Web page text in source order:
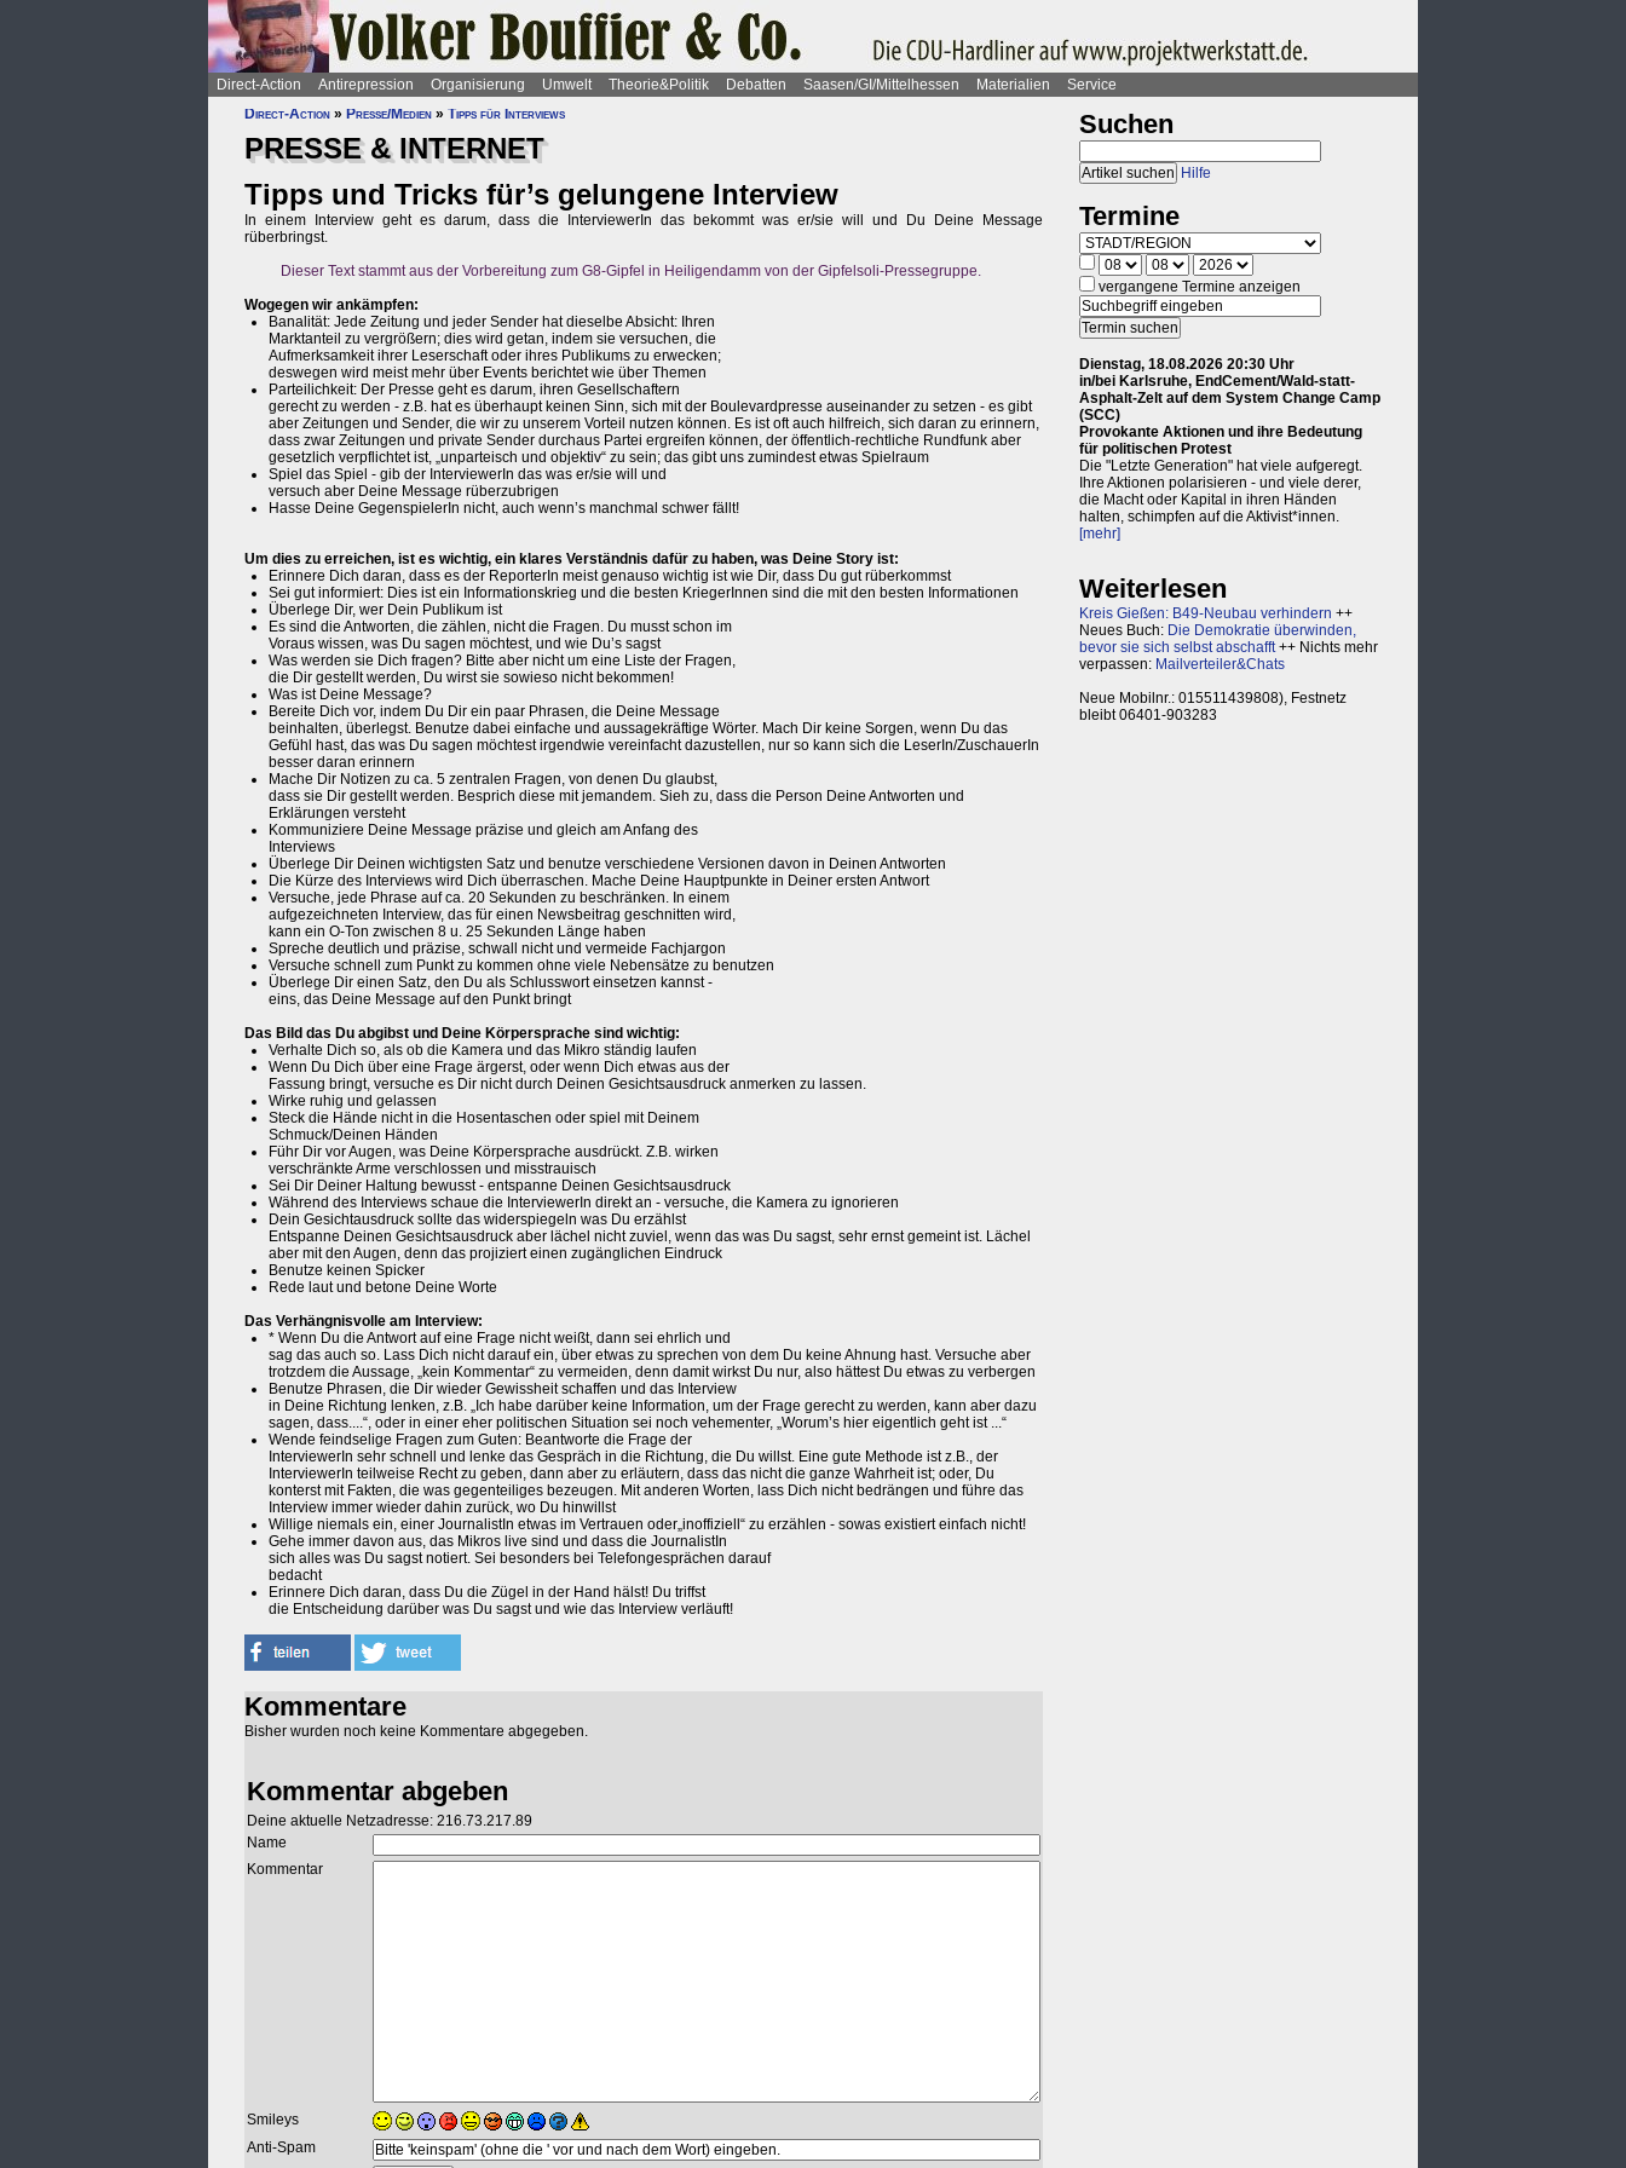
Direct-Action Antirepression Organisierung Umwelt Theorie&Politik Debatten Saasen/GI/Mittelhessen Materialien
Service
Direct-Action » Presse/Medien » Tipps für Interviews
PRESSE & INTERNET
Tipps und Tricks für’s gelungene Interview
In einem Interview geht es darum, dass die InterviewerIn das bekommt was er/sie will und Du Deine Message
rüberbringst.
Dieser Text stammt aus der Vorbereitung zum G8-Gipfel in Heiligendamm von der Gipfelsoli-Pressegruppe.
Wogegen wir ankämpfen:
Banalität: Jede Zeitung und jeder Sender hat dieselbe Absicht: Ihren
Marktanteil zu vergrößern; dies wird getan, indem sie versuchen, die
Aufmerksamkeit ihrer Leserschaft oder ihres Publikums zu erwecken;
deswegen wird meist mehr über Events berichtet wie über Themen
Parteilichkeit: Der Presse geht es darum, ihren Gesellschaftern
gerecht zu werden - z.B. hat es überhaupt keinen Sinn, sich mit der Boulevardpresse auseinander zu setzen - es gibt
aber Zeitungen und Sender, die wir zu unserem Vorteil nutzen können. Es ist oft auch hilfreich, sich daran zu erinnern,
dass zwar Zeitungen und private Sender durchaus Partei ergreifen können, der öffentlich-rechtliche Rundfunk aber
gesetzlich verpflichtet ist, „unparteisch und objektiv“ zu sein; das gibt uns zumindest etwas Spielraum
Spiel das Spiel - gib der InterviewerIn das was er/sie will und
versuch aber Deine Message rüberzubrigen
Hasse Deine GegenspielerIn nicht, auch wenn’s manchmal schwer fällt!
Um dies zu erreichen, ist es wichtig, ein klares Verständnis dafür zu haben, was Deine Story ist:
Erinnere Dich daran, dass es der ReporterIn meist genauso wichtig ist wie Dir, dass Du gut rüberkommst
Sei gut informiert: Dies ist ein Informationskrieg und die besten KriegerInnen sind die mit den besten Informationen
Überlege Dir, wer Dein Publikum ist
Es sind die Antworten, die zählen, nicht die Fragen. Du musst schon im
Voraus wissen, was Du sagen möchtest, und wie Du’s sagst
Was werden sie Dich fragen? Bitte aber nicht um eine Liste der Fragen,
die Dir gestellt werden, Du wirst sie sowieso nicht bekommen!
Was ist Deine Message?
Bereite Dich vor, indem Du Dir ein paar Phrasen, die Deine Message
beinhalten, überlegst. Benutze dabei einfache und aussagekräftige Wörter. Mach Dir keine Sorgen, wenn Du das
Gefühl hast, das was Du sagen möchtest irgendwie vereinfacht dazustellen, nur so kann sich die LeserIn/ZuschauerIn
besser daran erinnern
Mache Dir Notizen zu ca. 5 zentralen Fragen, von denen Du glaubst,
dass sie Dir gestellt werden. Besprich diese mit jemandem. Sieh zu, dass die Person Deine Antworten und
Erklärungen versteht
Kommuniziere Deine Message präzise und gleich am Anfang des
Interviews
Überlege Dir Deinen wichtigsten Satz und benutze verschiedene Versionen davon in Deinen Antworten
Die Kürze des Interviews wird Dich überraschen. Mache Deine Hauptpunkte in Deiner ersten Antwort
Versuche, jede Phrase auf ca. 20 Sekunden zu beschränken. In einem
aufgezeichneten Interview, das für einen Newsbeitrag geschnitten wird,
kann ein O-Ton zwischen 8 u. 25 Sekunden Länge haben
Spreche deutlich und präzise, schwall nicht und vermeide Fachjargon
Versuche schnell zum Punkt zu kommen ohne viele Nebensätze zu benutzen
Überlege Dir einen Satz, den Du als Schlusswort einsetzen kannst -
eins, das Deine Message auf den Punkt bringt
Das Bild das Du abgibst und Deine Körpersprache sind wichtig:
Verhalte Dich so, als ob die Kamera und das Mikro ständig laufen
Wenn Du Dich über eine Frage ärgerst, oder wenn Dich etwas aus der
Fassung bringt, versuche es Dir nicht durch Deinen Gesichtsausdruck anmerken zu lassen.
Wirke ruhig und gelassen
Steck die Hände nicht in die Hosentaschen oder spiel mit Deinem
Schmuck/Deinen Händen
Führ Dir vor Augen, was Deine Körpersprache ausdrückt. Z.B. wirken
verschränkte Arme verschlossen und misstrauisch
Sei Dir Deiner Haltung bewusst - entspanne Deinen Gesichtsausdruck
Während des Interviews schaue die InterviewerIn direkt an - versuche, die Kamera zu ignorieren
Dein Gesichtausdruck sollte das widerspiegeln was Du erzählst
Entspanne Deinen Gesichtsausdruck aber lächel nicht zuviel, wenn das was Du sagst, sehr ernst gemeint ist. Lächel
aber mit den Augen, denn das projiziert einen zugänglichen Eindruck
Benutze keinen Spicker
Rede laut und betone Deine Worte
Das Verhängnisvolle am Interview:
* Wenn Du die Antwort auf eine Frage nicht weißt, dann sei ehrlich und
sag das auch so. Lass Dich nicht darauf ein, über etwas zu sprechen von dem Du keine Ahnung hast. Versuche aber
trotzdem die Aussage, „kein Kommentar“ zu vermeiden, denn damit wirkst Du nur, also hättest Du etwas zu verbergen
Benutze Phrasen, die Dir wieder Gewissheit schaffen und das Interview
in Deine Richtung lenken, z.B. „Ich habe darüber keine Information, um der Frage gerecht zu werden, kann aber dazu
sagen, dass....“, oder in einer eher politischen Situation sei noch vehementer, „Worum’s hier eigentlich geht ist ...“
Wende feindselige Fragen zum Guten: Beantworte die Frage der
InterviewerIn sehr schnell und lenke das Gespräch in die Richtung, die Du willst. Eine gute Methode ist z.B., der
InterviewerIn teilweise Recht zu geben, dann aber zu erläutern, dass das nicht die ganze Wahrheit ist; oder, Du
konterst mit Fakten, die was gegenteiliges bezeugen. Mit anderen Worten, lass Dich nicht bedrängen und führe das
Interview immer wieder dahin zurück, wo Du hinwillst
Willige niemals ein, einer JournalistIn etwas im Vertrauen oder„inoffiziell“ zu erzählen - sowas existiert einfach nicht!
Gehe immer davon aus, das Mikros live sind und dass die JournalistIn
sich alles was Du sagst notiert. Sei besonders bei Telefongesprächen darauf
bedacht
Erinnere Dich daran, dass Du die Zügel in der Hand hälst! Du triffst
die Entscheidung darüber was Du sagst und wie das Interview verläuft!
Kommentare
Bisher wurden noch keine Kommentare abgegeben.
Kommentar abgeben
Deine aktuelle Netzadresse: 216.73.217.89
Name
Kommentar
Smileys
Anti-Spam
Suchen
Hilfe
Termine
vergangene Termine anzeigen
Dienstag, 18.08.2026 20:30 Uhr
in/bei Karlsruhe, EndCement/Wald-statt-
Asphalt-Zelt auf dem System Change Camp
(SCC)
Provokante Aktionen und ihre Bedeutung
für politischen Protest
Die "Letzte Generation" hat viele aufgeregt.
Ihre Aktionen polarisieren - und viele derer,
die Macht oder Kapital in ihren Händen
halten, schimpfen auf die Aktivist*innen.
[mehr]
Weiterlesen
Kreis Gießen: B49-Neubau verhindern ++
Neues Buch: Die Demokratie überwinden,
bevor sie sich selbst abschafft++ Nichts mehr
verpassen: Mailverteiler&Chats
Neue Mobilnr.: 015511439808), Festnetz
bleibt 06401-903283